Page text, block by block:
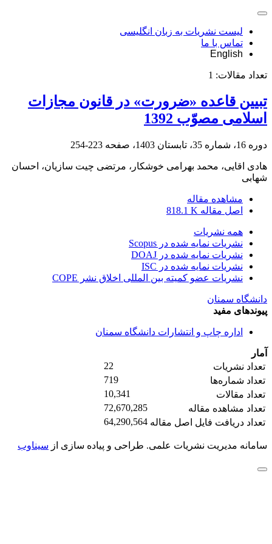
لیست نشریات به زبان انگلیسی
تماس با ما
English
تعداد مقالات: 1
تبیین قاعده «ضرورت» در قانون مجازات
اسلامی مصوّب 1392
دوره 16، شماره 35، تابستان 1403، صفحه 223-254
هادی اقایی، محمد بهرامی خوشکار، مرتضی چیت سازیان، احسان
شهابی
مشاهده مقاله
اصل مقاله 818.1 K
همه نشریات
نشریات نمایه شده در Scopus
نشریات نمایه شده در DOAJ
نشریات نمایه شده در ISC
نشریات عضو کمیته بین المللی اخلاق نشر COPE
دانشگاه سمنان
پیوندهای مفید
اداره چاپ و انتشارات دانشگاه سمنان
آمار
تعداد نشریات
22
تعداد شماره‌ها
719
تعداد مقالات
10,341
تعداد مشاهده مقاله
72,670,285
تعداد دریافت فایل اصل مقاله 64,290,564
سامانه مدیریت نشریات علمی. طراحی و پیاده سازی از سیناوب